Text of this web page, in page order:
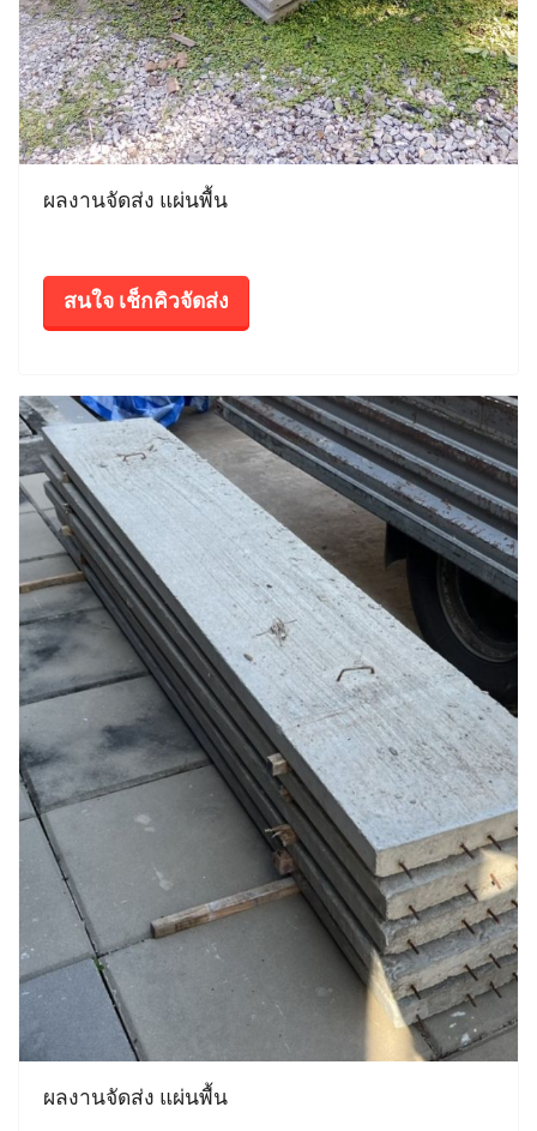
ผลงานจัดส่ง แผ่นพื้น
สนใจ เช็กคิวจัดส่ง
ผลงานจัดส่ง แผ่นพื้น